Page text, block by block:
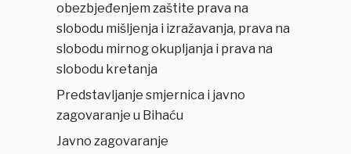
obezbjeđenjem zaštite prava na
slobodu mišljenja i izražavanja, prava na
slobodu mirnog okupljanja i prava na
slobodu kretanja
Predstavljanje smjernica i javno
zagovaranje u Bihaću
Javno zagovaranje